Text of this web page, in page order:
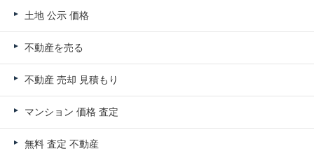
土地 公示 価格
不動産を売る
不動産 売却 見積もり
マンション 価格 査定
無料 査定 不動産